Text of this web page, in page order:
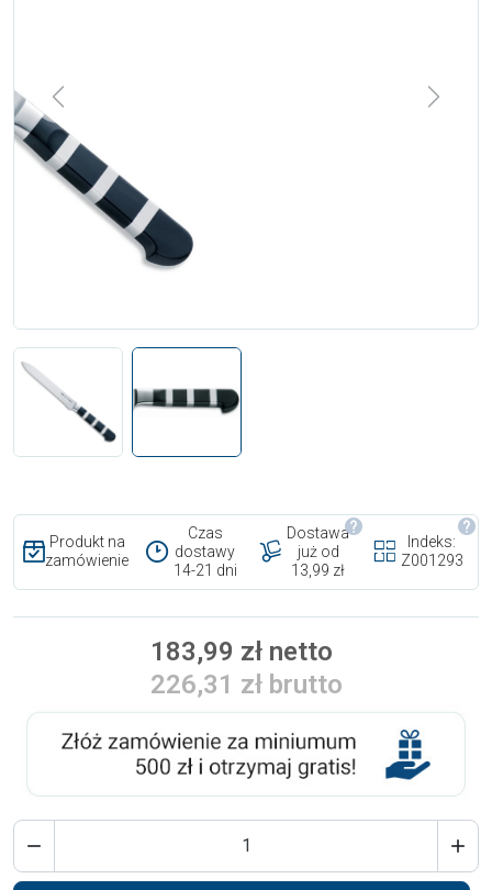
Previous Next
Produkt na
zamówienie
Czas
dostawy
14-21 dni
Dostawa
już od
13,99 zł
Indeks:
Z001293
183,99 zł netto
226,31 zł brutto
 